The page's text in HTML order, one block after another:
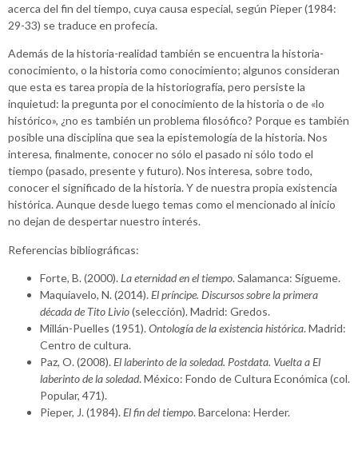
acerca del fin del tiempo, cuya causa especial, según Pieper (1984:
29-33) se traduce en profecía.
Además de la historia-realidad también se encuentra la historia-
conocimiento, o la historia como conocimiento; algunos consideran
que esta es tarea propia de la historiografía, pero persiste la
inquietud: la pregunta por el conocimiento de la historia o de «lo
histórico», ¿no es también un problema filosófico? Porque es también
posible una disciplina que sea la epistemología de la historia. Nos
interesa, finalmente, conocer no sólo el pasado ni sólo todo el
tiempo (pasado, presente y futuro). Nos interesa, sobre todo,
conocer el significado de la historia. Y de nuestra propia existencia
histórica. Aunque desde luego temas como el mencionado al inicio
no dejan de despertar nuestro interés.
Referencias bibliográficas:
Forte, B. (2000).La eternidad en el tiempo. Salamanca: Sígueme.
Maquiavelo, N. (2014).El príncipe. Discursos sobre la primera
década de Tito Livio(selección). Madrid: Gredos.
Millán-Puelles (1951).Ontología de la existencia histórica. Madrid:
Centro de cultura.
Paz, O. (2008).El laberinto de la soledad. Postdata. Vuelta a El
laberinto de la soledad. México: Fondo de Cultura Económica (col.
Popular, 471).
Pieper, J. (1984).El fin del tiempo. Barcelona: Herder.